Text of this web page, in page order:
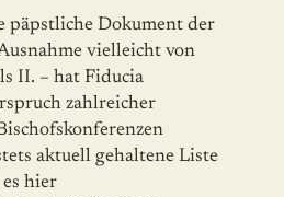
päpstliche Dokument der
vielleicht von
II. – hat Fiducia
zahlreicher
aktuell gehaltene Liste
hier